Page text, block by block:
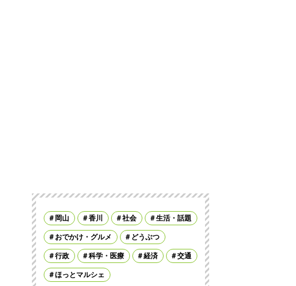
岡山 香川 社会 生活・話題
おでかけ・グルメ どうぶつ
行政 科学・医療 経済 交通
ほっとマルシェ